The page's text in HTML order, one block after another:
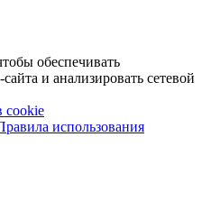
обеспечивать
и анализировать сетевой
cookie
использования